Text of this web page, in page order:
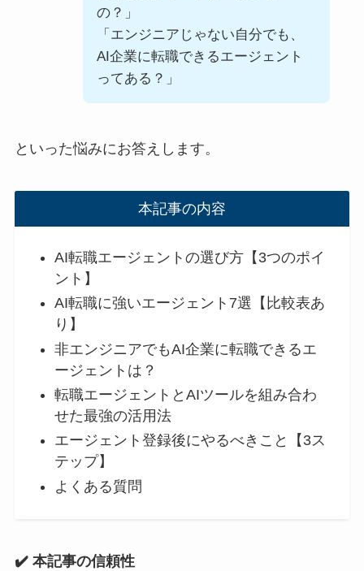
の？」
「エンジニアじゃない自分でも、
AI企業に転職できるエージェント
ってある？」
といった悩みにお答えします。
本記事の内容
AI転職エージェントの選び方【3つのポイ
ント】
AI転職に強いエージェント7選【比較表あ
り】
非エンジニアでもAI企業に転職できるエ
ージェントは？
転職エージェントとAIツールを組み合わ
せた最強の活用法
エージェント登録後にやるべきこと【3ス
テップ】
よくある質問
✔️ 本記事の信頼性